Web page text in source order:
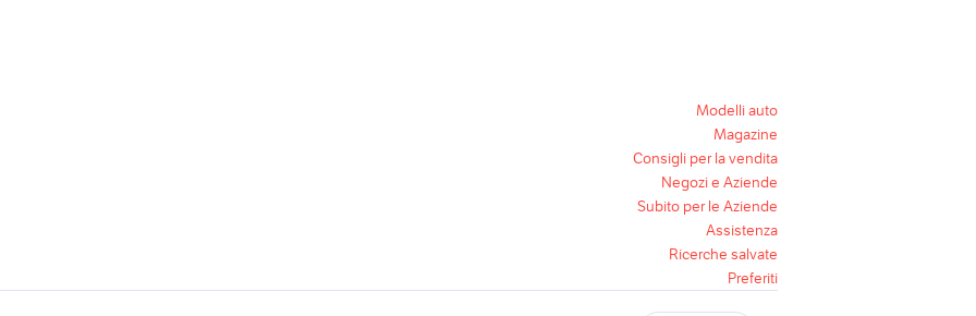
Modelli auto
Magazine
Consigli per la vendita
Negozi e Aziende
Subito per le Aziende
Assistenza
Ricerche salvate
Preferiti